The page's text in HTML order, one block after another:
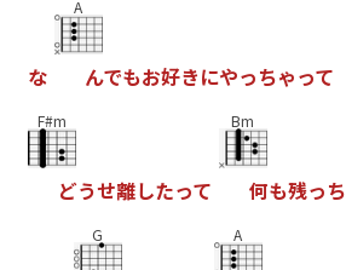
な
A
んでもお好きにやっちゃって
F#m
どうせ離したって
Bm
何も残っち
G A